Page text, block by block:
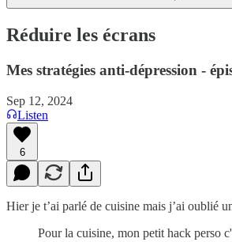
Réduire les écrans
Mes stratégies anti-dépression -
Sep 12, 2024
Listen
6
Hier je t’ai parlé de cuisine mais j’ai oublié
Pour la cuisine, mon petit hack perso